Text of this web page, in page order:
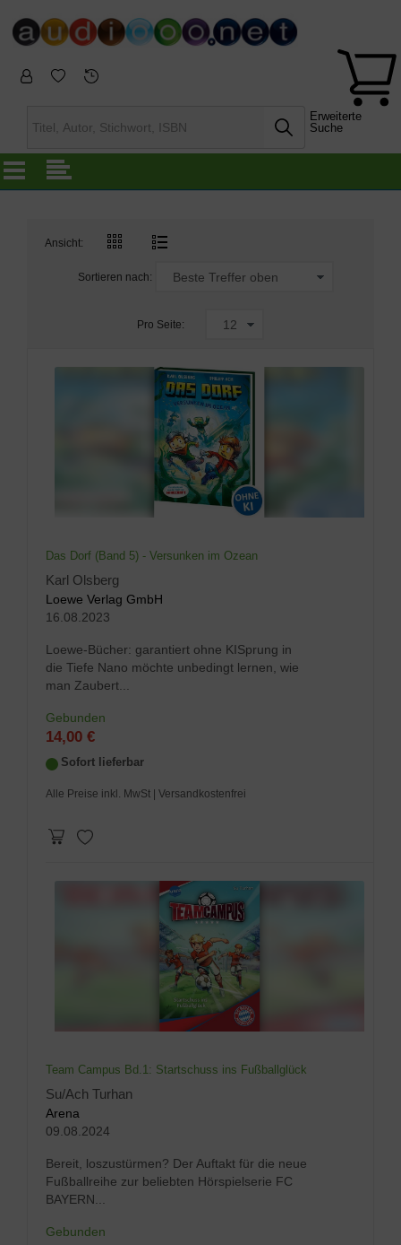
Erweiterte
Suche
Ansicht:
Sortieren nach:
Pro Seite:
Das Dorf (Band 5) - Versunken im Ozean
Karl Olsberg
Loewe Verlag GmbH
16.08.2023
Loewe-Bücher: garantiert ohne KISprung in
die Tiefe Nano möchte unbedingt lernen, wie
man Zaubert...
Gebunden
14,00 €
Sofort lieferbar
Alle Preise inkl. MwSt | Versandkostenfrei
Team Campus Bd.1: Startschuss ins Fußballglück
Su/Ach Turhan
Arena
09.08.2024
Bereit, loszustürmen? Der Auftakt für die neue
Fußballreihe zur beliebten Hörspielserie FC
BAYERN...
Gebunden